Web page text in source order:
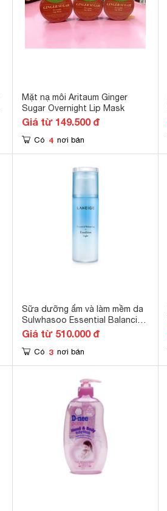
Mặt nạ môi Aritaum Ginger
Sugar Overnight Lip Mask
Giá từ 149.500 đ
Có 4 nơi bán
Sữa dưỡng ẩm và làm mềm da
Sulwhasoo Essential Balancing
Emulsion 125ml
Giá từ 510.000 đ
Có 3 nơi bán